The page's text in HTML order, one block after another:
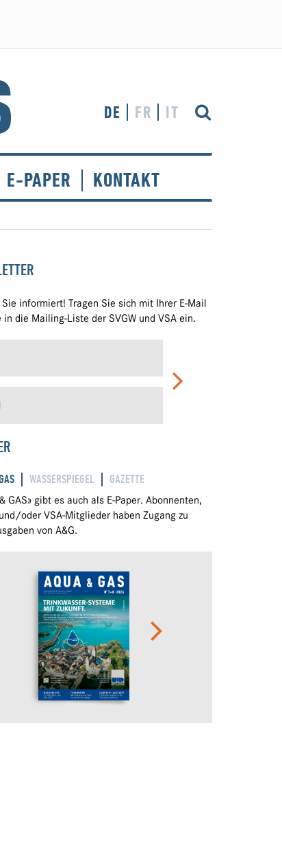
DE FR IT
E-PAPER KONTAKT
informiert! Tragen Sie sich mit Ihrer E-Mail
in die Mailing-Liste der SVGW und VSA ein.
WASSERSPIEGEL GAZETTE
GAS» gibt es auch als E-Paper. Abonnenten,
oder VSA-Mitglieder haben Zugang zu
von A&G.